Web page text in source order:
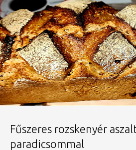
Fűszeres rozskenyér
paradicsommal